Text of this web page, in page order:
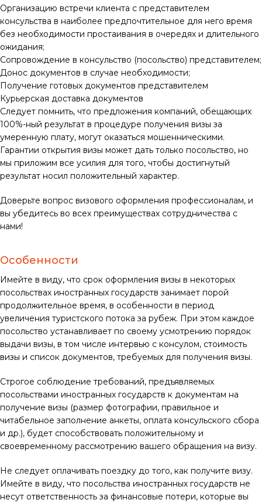
Организацию встречи клиента с представителем
консульства в наиболее предпочтительное для него время
без необходимости простаивания в очередях и длительного
ожидания;
Сопровождение в консульство (посольство) представителем;
Донос документов в случае необходимости;
Получение готовых документов представителем
Курьерская доставка документов
Следует помнить, что предложения компаний, обещающих
100%-ный результат в процедуре получения визы за
умеренную плату, могут оказаться мошенническими.
Гарантии открытия визы может дать только посольство, но
мы приложим все усилия для того, чтобы достигнутый
результат носил положительный характер.
Доверьте вопрос визового оформления профессионалам, и
вы убедитесь во всех преимуществах сотрудничества с
нами!
Особенности
Имейте в виду, что срок оформления визы в некоторых
посольствах иностранных государств занимает порой
продолжительное время, в особенности в период
увеличения туристского потока за рубеж. При этом каждое
посольство устанавливает по своему усмотрению порядок
выдачи визы, в том числе интервью с консулом, стоимость
визы и список документов, требуемых для получения визы.
Строгое соблюдение требований, предъявляемых
посольствами иностранных государств к документам на
получение визы (размер фотографии, правильное и
читабельное заполнение анкеты, оплата консульского сбора
и др.), будет способствовать положительному и
своевременному рассмотрению вашего обращения на визу.
Не следует оплачивать поездку до того, как получите визу.
Имейте в виду, что посольства иностранных государств не
несут ответственность за финансовые потери, которые вы